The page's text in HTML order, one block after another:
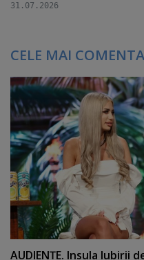
31.07.2026
CELE MAI
AUDIENŢE. Insula Iubirii